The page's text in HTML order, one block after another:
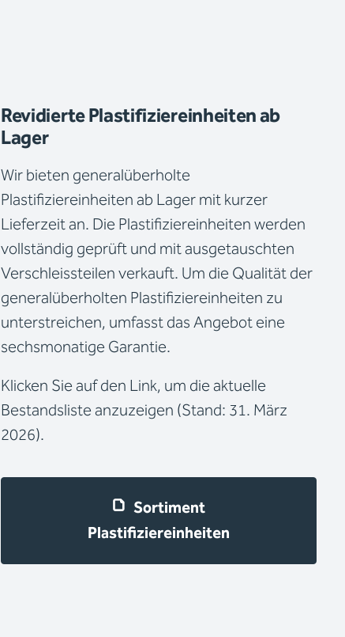
Revidierte Plastifiziereinheiten ab
Lager
Wir bieten generalüberholte
Plastifiziereinheiten ab Lager mit kurzer
Lieferzeit an. Die Plastifiziereinheiten werden
vollständig geprüft und mit ausgetauschten
Verschleissteilen verkauft. Um die Qualität der
generalüberholten Plastifiziereinheiten zu
unterstreichen, umfasst das Angebot eine
sechsmonatige Garantie.
Klicken Sie auf den Link, um die aktuelle
Bestandsliste anzuzeigen (Stand: 31. März
2026).
Sortiment
Plastifiziereinheiten